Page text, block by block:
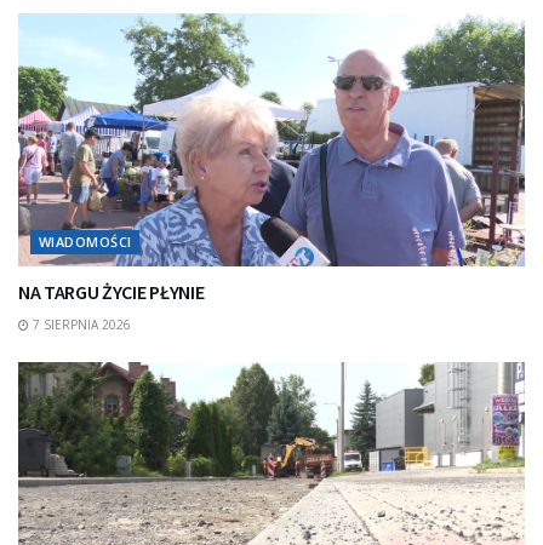
WIADOMOŚCI
NA TARGU ŻYCIE PŁYNIE
7 SIERPNIA 2026